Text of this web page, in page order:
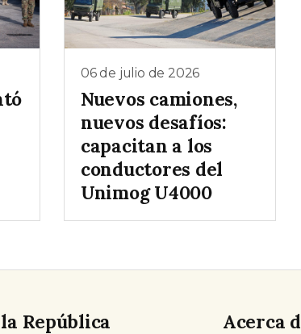
06 de julio de 2026
Nuevos camiones,
nuevos desafíos:
capacitan a los
conductores del
Unimog U4000
República
Acerca